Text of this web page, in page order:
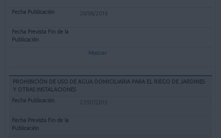
20/06/2016
Mostrar
PROHIBICIÓN DE USO DE AGUA DOMICILIARIA PARA EL RIEGO DE JARDINES
Y OTRAS INSTALACIONES
27/07/2015